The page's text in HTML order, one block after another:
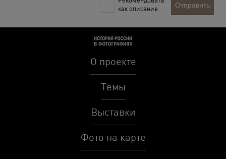
как описание
Отправить
О проекте
Темы
Выставки
Фото на карте